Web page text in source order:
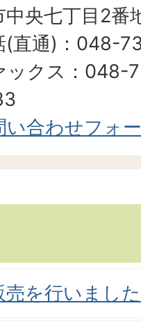
中央七丁目2番
(直通)：048-
ックス：048-
い合わせフォ
売を行いました